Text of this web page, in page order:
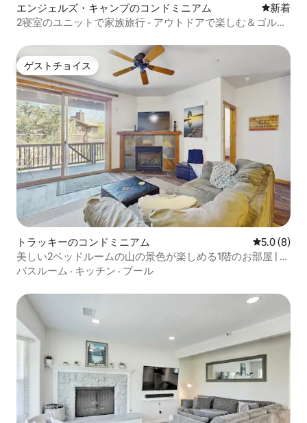
エンジェルズ・キャンプのコンドミニアム 新しい宿
新着
2寝室のユニットで家族旅行 - アウトドアで楽しむ＆ゴル
ゲストチョイス
ゲストチョイス
トラッキーのコンドミニアム レビュー8
5.0 (8)
美しい2ベッドルームの山の景色が楽しめる1階のお部屋 | デ
ッキ
バスルーム · キッチン · プール